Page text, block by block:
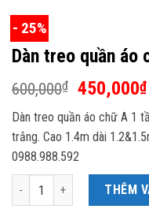
- 25%
Dàn treo quần áo
600,000₫
Giá
gốc
là:
450,000₫
Dàn treo quần áo chữ A 1
trắng. Cao 1.4m dài
0988.988.592
Dàn treo quần áo chữ A 1
THÊM